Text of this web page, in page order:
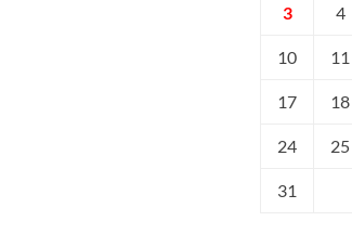
3 4
10 11
17 18
24 25
31